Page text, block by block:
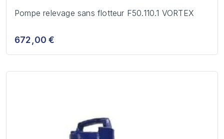
Pompe relevage sans flotteur F50.110.1 VORTEX
672,00 €